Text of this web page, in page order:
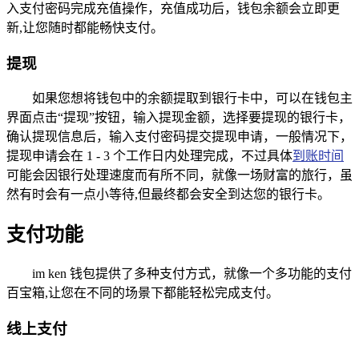
入支付密码完成充值操作，充值成功后，钱包余额会立即更
新,让您随时都能畅快支付。
提现
如果您想将钱包中的余额提取到银行卡中，可以在钱包主
界面点击“提现”按钮，输入提现金额，选择要提现的银行卡，
确认提现信息后，输入支付密码提交提现申请，一般情况下，
提现申请会在 1 - 3 个工作日内处理完成，不过具体到账时间
可能会因银行处理速度而有所不同，就像一场财富的旅行，虽
然有时会有一点小等待,但最终都会安全到达您的银行卡。
支付功能
im ken 钱包提供了多种支付方式，就像一个多功能的支付
百宝箱,让您在不同的场景下都能轻松完成支付。
线上支付